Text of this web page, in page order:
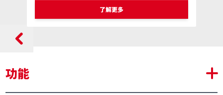
了解更多
功能